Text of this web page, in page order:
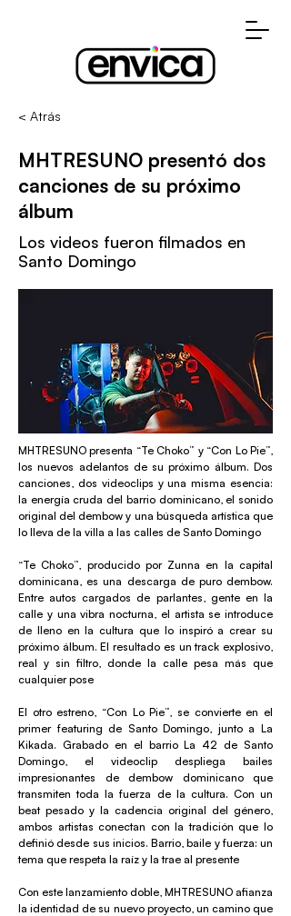
< Atrás
MHTRESUNO presentó dos
canciones de su próximo
álbum
Los videos fueron filmados en
Santo Domingo
MHTRESUNO presenta “Te Choko” y “Con Lo Pie”,
los nuevos adelantos de su próximo álbum. Dos
canciones, dos videoclips y una misma esencia:
la energía cruda del barrio dominicano, el sonido
original del dembow y una búsqueda artística que
lo lleva de la villa a las calles de Santo Domingo
“Te Choko”, producido por Zunna en la capital
dominicana, es una descarga de puro dembow.
Entre autos cargados de parlantes, gente en la
calle y una vibra nocturna, el artista se introduce
de lleno en la cultura que lo inspiró a crear su
próximo álbum. El resultado es un track explosivo,
real y sin filtro, donde la calle pesa más que
cualquier pose
El otro estreno, “Con Lo Pie”, se convierte en el
primer featuring de Santo Domingo, junto a La
Kikada. Grabado en el barrio La 42 de Santo
Domingo, el videoclip despliega bailes
impresionantes de dembow dominicano que
transmiten toda la fuerza de la cultura. Con un
beat pesado y la cadencia original del género,
ambos artistas conectan con la tradición que lo
definió desde sus inicios. Barrio, baile y fuerza: un
tema que respeta la raíz y la trae al presente
Con este lanzamiento doble, MHTRESUNO afianza
la identidad de su nuevo proyecto, un camino que